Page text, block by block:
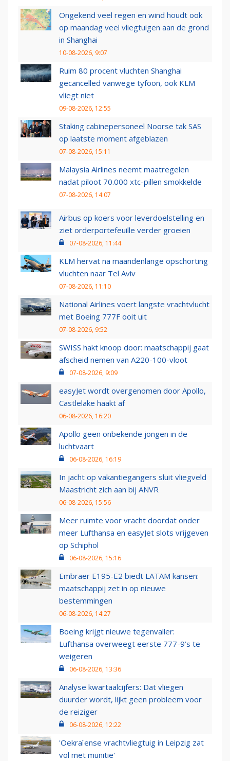
Ongekend veel regen en wind houdt ook
op maandag veel vliegtuigen aan de grond
in Shanghai
10-08-2026, 9:07
Ruim 80 procent vluchten Shanghai
gecancelled vanwege tyfoon, ook KLM
vliegt niet
09-08-2026, 12:55
Staking cabinepersoneel Noorse tak SAS
op laatste moment afgeblazen
07-08-2026, 15:11
Malaysia Airlines neemt maatregelen
nadat piloot 70.000 xtc-pillen smokkelde
07-08-2026, 14:07
Airbus op koers voor leverdoelstelling en
ziet orderportefeuille verder groeien
07-08-2026, 11:44
KLM hervat na maandenlange opschorting
vluchten naar Tel Aviv
07-08-2026, 11:10
National Airlines voert langste vrachtvlucht
met Boeing 777F ooit uit
07-08-2026, 9:52
SWISS hakt knoop door: maatschappij gaat
afscheid nemen van A220-100-vloot
07-08-2026, 9:09
easyJet wordt overgenomen door Apollo,
Castlelake haakt af
06-08-2026, 16:20
Apollo geen onbekende jongen in de
luchtvaart
06-08-2026, 16:19
In jacht op vakantiegangers sluit vliegveld
Maastricht zich aan bij ANVR
06-08-2026, 15:56
Meer ruimte voor vracht doordat onder
meer Lufthansa en easyJet slots vrijgeven
op Schiphol
06-08-2026, 15:16
Embraer E195-E2 biedt LATAM kansen:
maatschappij zet in op nieuwe
bestemmingen
06-08-2026, 14:27
Boeing krijgt nieuwe tegenvaller:
Lufthansa overweegt eerste 777-9’s te
weigeren
06-08-2026, 13:36
Analyse kwartaalcijfers: Dat vliegen
duurder wordt, lijkt geen probleem voor
de reiziger
06-08-2026, 12:22
'Oekraïense vrachtvliegtuig in Leipzig zat
vol met munitie'